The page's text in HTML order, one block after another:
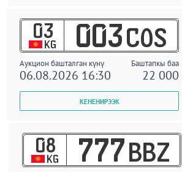
03
KG 003 COS
Аукцион башталган күнү Баштапкы баа
06.08.2026 16:30 22 000
08
KG 777 BBZ